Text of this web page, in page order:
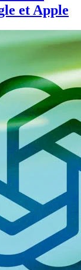
et Apple